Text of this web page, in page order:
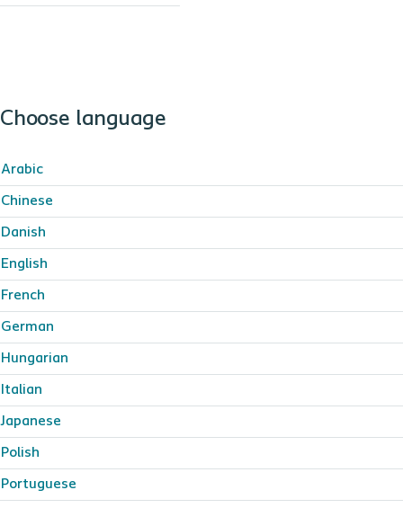
Choose language
Arabic
Chinese
Danish
English
French
German
Hungarian
Italian
Japanese
Polish
Portuguese